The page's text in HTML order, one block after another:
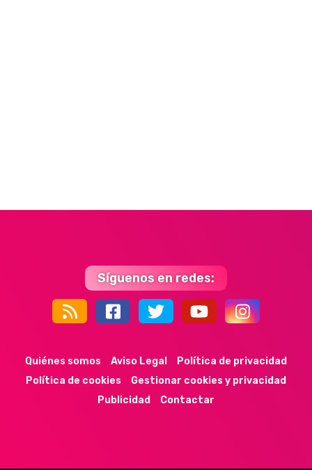
Síguenos en redes:
44k 9k 35k 352
Quiénes somos Aviso Legal
Política de privacidad
Política de cookies
Gestionar cookies y privacidad
Publicidad
Contactar